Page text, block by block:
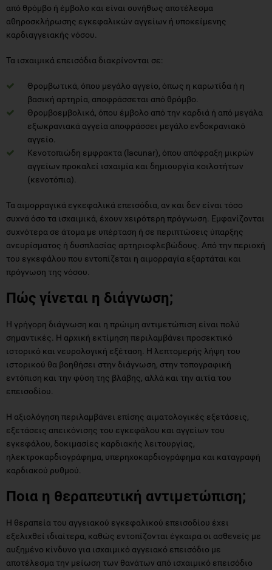
από θρόμβο ή έμβολο και είναι συνήθως αποτέλεσμα
αθηροσκλήρωσης εγκεφαλικών αγγείων ή υποκείμενης
καρδιαγγειακής νόσου.
Τα ισχαιμικά επεισόδια διακρίνονται σε:
Θρομβωτικά, όπου μεγάλο αγγείο, όπως η καρωτίδα ή η
βασική αρτηρία, αποφράσσεται από θρόμβο.
Θρομβοεμβολικά, όπου έμβολο από την καρδιά ή από μεγάλα
εξωκρανιακά αγγεία αποφράσσει μεγάλο ενδοκρανιακό
αγγείο.
Κενοτοπιώδη εμφρακτα (lacunar), όπου απόφραξη μικρών
αγγείων προκαλεί ισχαιμία και δημιουργία κοιλοτήτων
(κενοτόπια).
Τα αιμορραγικά εγκεφαλικά επεισόδια, αν και δεν είναι τόσο
συχνά όσο τα ισχαιμικά, έχουν χειρότερη πρόγνωση. Εμφανίζονται
συχνότερα σε άτομα με υπέρταση ή σε περιπτώσεις ύπαρξης
ανευρίσματος ή δυσπλασίας αρτηριοφλεβώδους. Από την περιοχή
του εγκεφάλου που εντοπίζεται η αιμορραγία εξαρτάται και
πρόγνωση της νόσου.
Πώς γίνεται η διάγνωση;
Η γρήγορη διάγνωση και η πρώιμη αντιμετώπιση είναι πολύ
σημαντικές. Η αρχική εκτίμηση περιλαμβάνει προσεκτικό
ιστορικό και νευρολογική εξέταση. Η λεπτομερής λήψη του
ιστορικού θα βοηθήσει στην διάγνωση, στην τοπογραφική
εντόπιση και την φύση της βλάβης, αλλά και την αιτία του
επεισοδίου.
Η αξιολόγηση περιλαμβάνει επίσης αιματολογικές εξετάσεις,
εξετάσεις απεικόνισης του εγκεφάλου και αγγείων του
εγκεφάλου, δοκιμασίες καρδιακής λειτουργίας,
ηλεκτροκαρδιογράφημα, υπερηχοκαρδιογράφημα και καταγραφή
καρδιακού ρυθμού.
Ποια η θεραπευτική αντιμετώπιση;
Η θεραπεία του αγγειακού εγκεφαλικού επεισοδίου έχει
εξελιχθεί ιδιαίτερα, καθώς εντοπίζονται έγκαιρα οι ασθενείς με
αυξημένο κίνδυνο για ισχαιμικό αγγειακό επεισόδιο με
αποτέλεσμα την μείωση των θανάτων από ισχαιμικό επεισόδιο